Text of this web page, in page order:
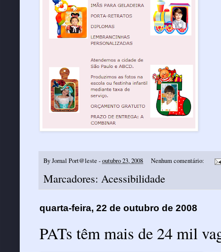
ByJornal Port@leste -outubro 23, 2008 Nenhum comentário:
Marcadores: Acessibilidade
quarta-feira, 22 de outubro de 2008
PATs têm mais de 24 mil